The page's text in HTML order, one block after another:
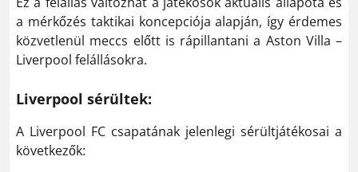
a mérkőzés taktikai koncepciója alapján, így érdemes
közvetlenül meccs előtt is rápillantani a Aston Villa –
Liverpool felállásokra.
Liverpool sérültek:
​A Liverpool FC csapatának jelenlegi sérültjátékosai a
következők: